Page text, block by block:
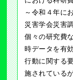
～令和４年に
災害学会災害
個々の研究費
時データを有
行動に関する
施されている